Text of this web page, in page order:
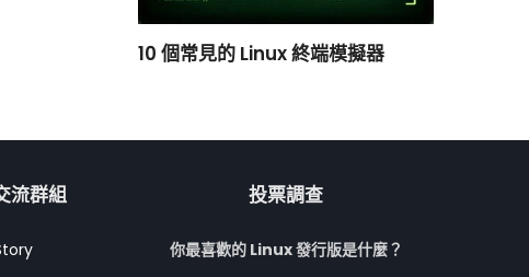
10 個常見的 Linux 終端模擬器
流群組 投票調查
你最喜歡的 Linux 發行版是什麼？